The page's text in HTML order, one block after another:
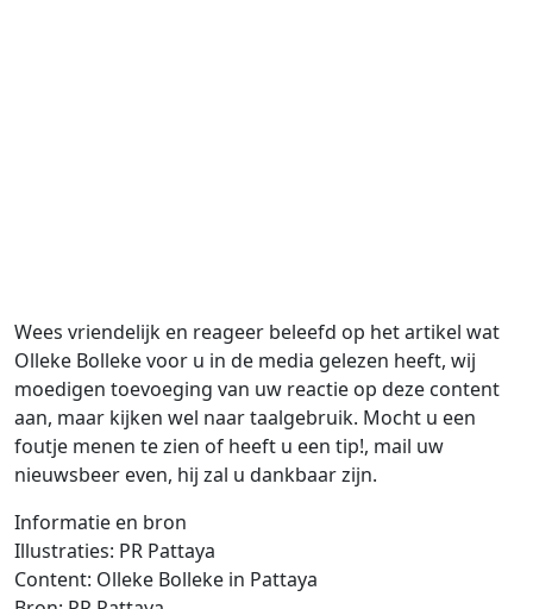
Wees vriendelijk en reageer beleefd op het artikel wat
Olleke Bolleke voor u in de media gelezen heeft, wij
moedigen toevoeging van uw reactie op deze content
aan, maar kijken wel naar taalgebruik. Mocht u een
foutje menen te zien of heeft u een tip!, mail uw
nieuwsbeer even, hij zal u dankbaar zijn.
Informatie en bron
Illustraties: PR Pattaya
Content: Olleke Bolleke in Pattaya